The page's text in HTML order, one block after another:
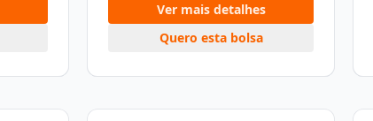
Ver mais detalhes
Quero esta bolsa